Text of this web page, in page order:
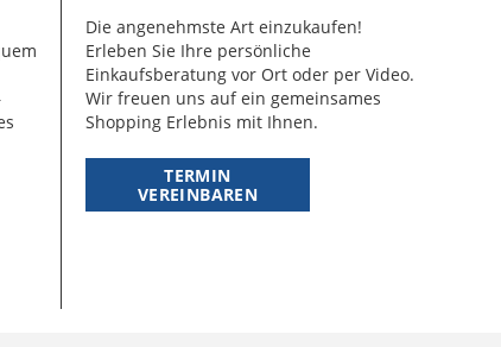
Die angenehmste Art einzukaufen!
Erleben Sie Ihre persönliche
Einkaufsberatung vor Ort oder per Video.
Wir freuen uns auf ein gemeinsames
Shopping Erlebnis mit Ihnen.
TERMIN
VEREINBAREN